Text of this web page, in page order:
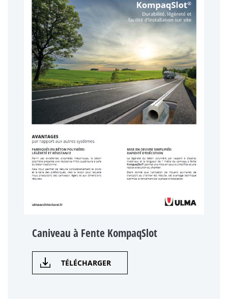
Caniveau à Fente KompaqSlot
TÉLÉCHARGER